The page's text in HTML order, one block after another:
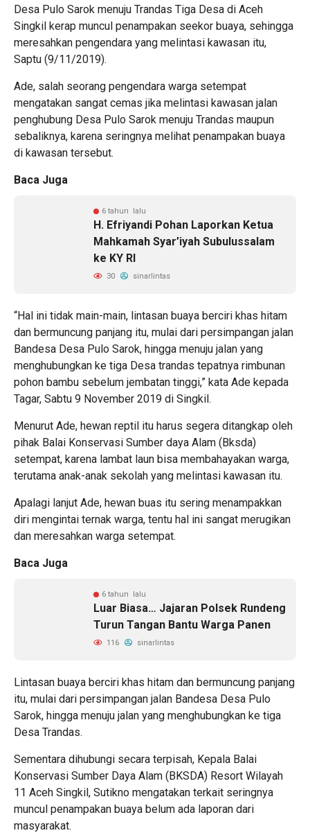
Desa Pulo Sarok menuju Trandas Tiga Desa di Aceh
Singkil kerap muncul penampakan seekor buaya, sehingga
meresahkan pengendara yang melintasi kawasan itu,
Saptu (9/11/2019).
Ade, salah seorang pengendara warga setempat
mengatakan sangat cemas jika melintasi kawasan jalan
penghubung Desa Pulo Sarok menuju Trandas maupun
sebaliknya, karena seringnya melihat penampakan buaya
di kawasan tersebut.
Baca Juga
6 tahun lalu
H. Efriyandi Pohan Laporkan Ketua
Mahkamah Syar’iyah Subulussalam
ke KY RI
30 sinarlintas
“Hal ini tidak main-main, lintasan buaya berciri khas hitam
dan bermuncung panjang itu, mulai dari persimpangan jalan
Bandesa Desa Pulo Sarok, hingga menuju jalan yang
menghubungkan ke tiga Desa trandas tepatnya rimbunan
pohon bambu sebelum jembatan tinggi,” kata Ade kepada
Tagar, Sabtu 9 November 2019 di Singkil.
Menurut Ade, hewan reptil itu harus segera ditangkap oleh
pihak Balai Konservasi Sumber daya Alam (Bksda)
setempat, karena lambat laun bisa membahayakan warga,
terutama anak-anak sekolah yang melintasi kawasan itu.
Apalagi lanjut Ade, hewan buas itu sering menampakkan
diri mengintai ternak warga, tentu hal ini sangat merugikan
dan meresahkan warga setempat.
Baca Juga
6 tahun lalu
Luar Biasa… Jajaran Polsek Rundeng
Turun Tangan Bantu Warga Panen
116 sinarlintas
Lintasan buaya berciri khas hitam dan bermuncung panjang
itu, mulai dari persimpangan jalan Bandesa Desa Pulo
Sarok, hingga menuju jalan yang menghubungkan ke tiga
Desa Trandas.
Sementara dihubungi secara terpisah, Kepala Balai
Konservasi Sumber Daya Alam (BKSDA) Resort Wilayah
11 Aceh Singkil, Sutikno mengatakan terkait seringnya
muncul penampakan buaya belum ada laporan dari
masyarakat.